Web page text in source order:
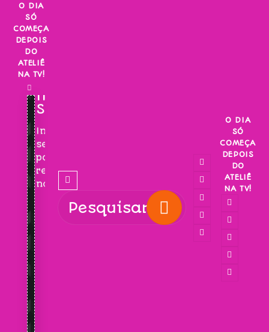
Skip
content
O DIA
SÓ
COMEÇA
DEPOIS
DO
ATELIÊ
NA TV!
INSCREVA-
SE!
Inscreva-
se
para
receber
novidades!
O DIA
SÓ
COMEÇA
DEPOIS
DO
ATELIÊ
NA TV!